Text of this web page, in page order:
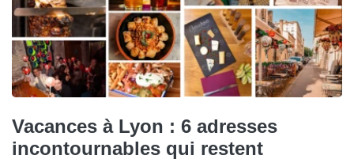
Vacances à Lyon : 6 adresses
incontournables qui restent